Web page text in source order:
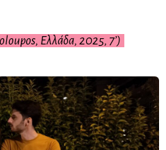
Ελλάδα, 2025, 7’)